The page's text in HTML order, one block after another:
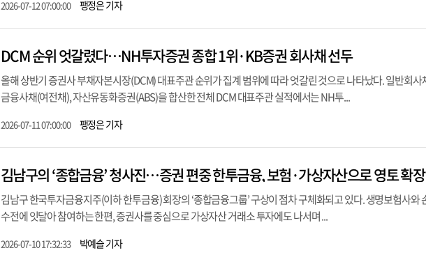
2026-07-12 07:00:00 팽정은 기자
DCM 순위 엇갈렸다…NH투자증권 종합 1위·KB증권 회사채 선두
올해 상반기 증권사 부채자본시장(DCM) 대표주관 순위가 집계 범위에 따라 엇갈린 것으로 나타났다. 일반회사
금융사채(여전채), 자산유동화증권(ABS)을 합산한 전체 DCM 대표주관 실적에서는 NH투...
2026-07-11 07:00:00 팽정은 기자
김남구의 ‘종합금융’ 청사진…증권 편중 한투금융, 보험·가상자산으로 영토 확장
김남구 한국투자금융지주(이하 한투금융) 회장의 ‘종합금융그룹’ 구상이 점차 구체화되고 있다. 생명보험사와
수전에 잇달아 참여하는 한편, 증권사를 중심으로 가상자산 거래소 투자에도 나서며 ...
2026-07-10 17:32:33 박예슬 기자